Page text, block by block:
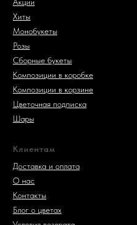
Хиты
Монобукеты
Розы
Сборные букеты
Композиции в коробке
Композиции в корзине
Цветочная подписка
Шары
Клиентам
Доставка и оплата
О нас
Контакты
Блог о цветах